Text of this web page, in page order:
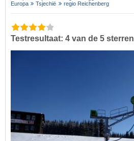
Europa
Tsjechië regio Reichenberg
Testresultaat: 4 van de 5 sterren